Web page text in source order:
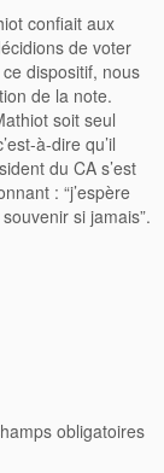
confiait aux
de voter
dispositif, nous
de la note.
soit seul
à-dire qu’il
du CA s’est
: “j’espère
si jamais”.
obligatoires